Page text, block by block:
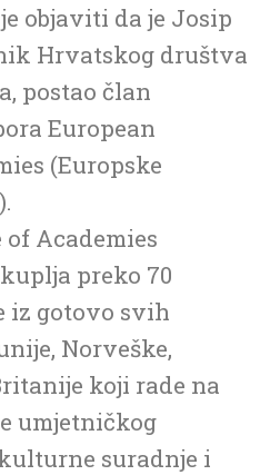
objaviti da je Josip
Hrvatskog društva
postao član
European
(Europske
Academies
preko 70
iz gotovo svih
Norveške,
koji rade na
umjetničkog
suradnje i